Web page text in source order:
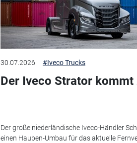
30.07.2026 #Iveco Trucks
Der Iveco Strator kommt
Der große niederländische Iveco-Händler
einen Hauben-Umbau für das aktuelle